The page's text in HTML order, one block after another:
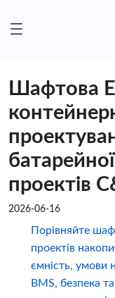
Шафтова
проектів
2026-06-16
Порівняйте
проектів
ємність, умови
BMS, безпека